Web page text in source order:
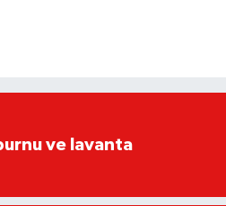
ve lavanta